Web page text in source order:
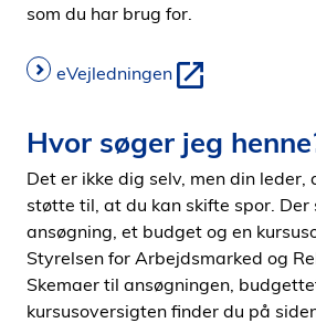
som du har brug for.
eVejledningen
Hvor søger jeg
Det er ikke dig selv, men din leder,
støtte til, at du kan skifte spor. Der
ansøgning, et budget og en
Styrelsen for Arbejdsmarked og
Skemaer til ansøgningen,
kursusoversigten finder du på